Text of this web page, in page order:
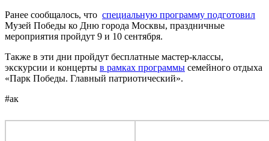
Ранее сообщалось, что специальную программу подготовил
Музей Победы ко Дню города Москвы, праздничные
мероприятия пройдут 9 и 10 сентября.
Также в эти дни пройдут бесплатные мастер-классы,
экскурсии и концерты в рамках программы семейного отдыха
«Парк Победы. Главный патриотический».
#ак